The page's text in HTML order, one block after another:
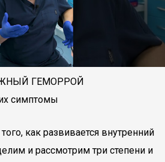
ГЕМОРРОЙ
симптомы
как развивается внутренний
и рассмотрим три степени и